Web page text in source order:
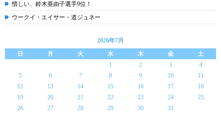
惜しい、鈴木亜由子選手9位！
ウークイ・エイサー・道ジュネー
2026年7月
日
月 火 水 木 金
土
1
2 3
4
5
6 7 8 9 10
11
12
13 14 15 16 17
18
19
20 21 22 23 24
25
26
27 28 29 30 31